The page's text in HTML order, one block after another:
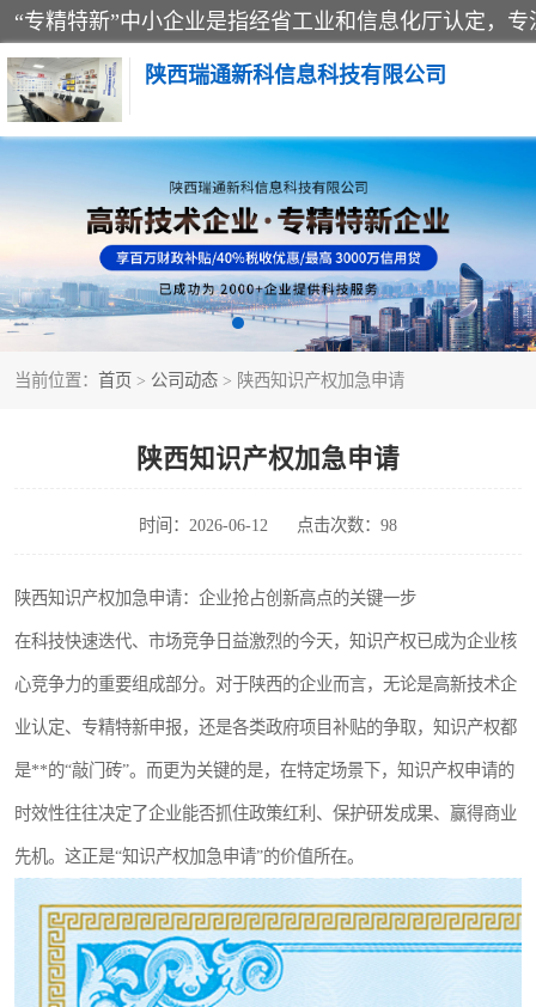
陕西瑞通新科信息科技有限公司
当前位置： 首页 > 公司动态 > 陕西知识产权加急申请
陕西知识产权加急申请
时间：2026-06-12 点击次数：98
陕西知识产权加急申请：企业抢占创新高点的关键一步
在科技快速迭代、市场竞争日益激烈的今天，知识产权已成为企业核
心竞争力的重要组成部分。对于陕西的企业而言，无论是高新技术企
业认定、专精特新申报，还是各类政府项目补贴的争取，知识产权都
是**的“敲门砖”。而更为关键的是，在特定场景下，知识产权申请的
时效性往往决定了企业能否抓住政策红利、保护研发成果、赢得商业
先机。这正是“知识产权加急申请”的价值所在。